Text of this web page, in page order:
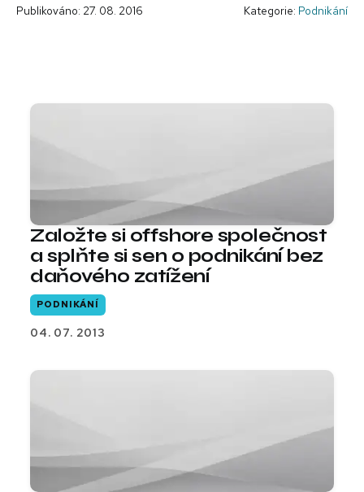
Publikováno: 27. 08. 2016 Kategorie: Podnikání
Založte si offshore společnost
a splňte si sen o podnikání bez
daňového zatížení
PODNIKÁNÍ
04. 07. 2013